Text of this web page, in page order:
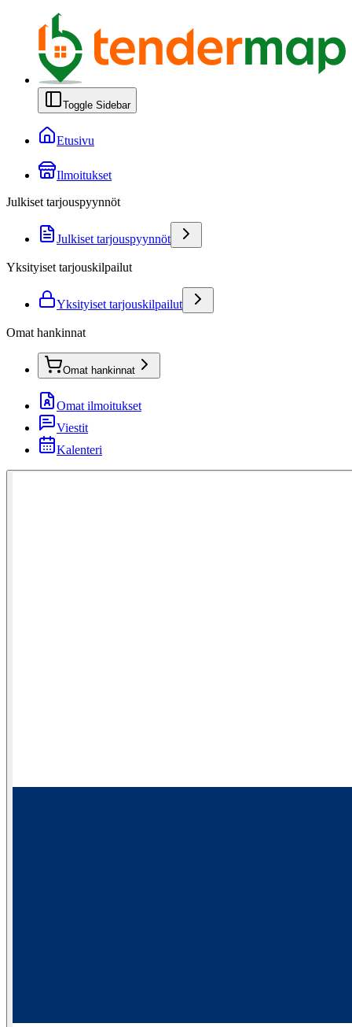
Toggle Sidebar
Etusivu
Ilmoitukset
Julkiset tarjouspyynnöt
Julkiset tarjouspyynnöt
Yksityiset tarjouskilpailut
Yksityiset tarjouskilpailut
Omat hankinnat
Omat hankinnat
Omat ilmoitukset
Viestit
Kalenteri